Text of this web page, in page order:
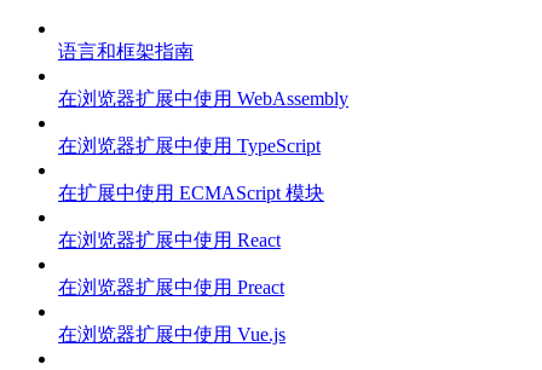
语言和框架指南
在浏览器扩展中使用 WebAssembly
在浏览器扩展中使用 TypeScript
在扩展中使用 ECMAScript 模块
在浏览器扩展中使用 React
在浏览器扩展中使用 Preact
在浏览器扩展中使用 Vue.js